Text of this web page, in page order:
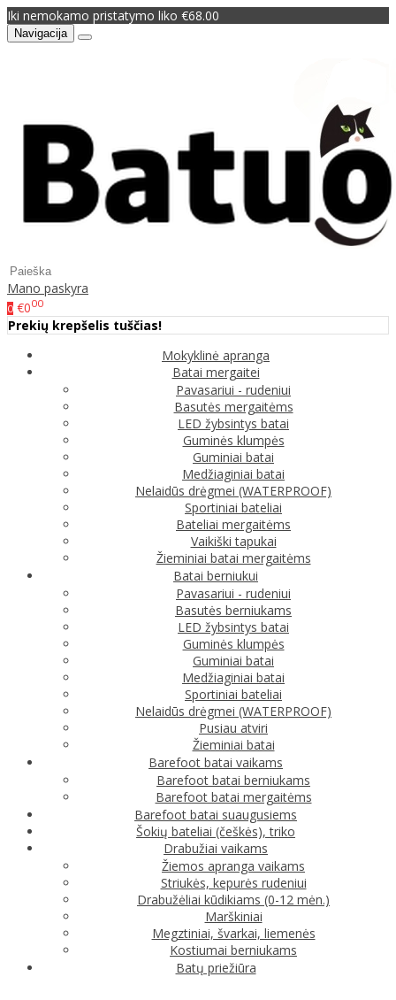
Iki nemokamo pristatymo liko €68.00
Navigacija
Mano paskyra
0 €000
Prekių krepšelis tuščias!
Mokyklinė apranga
Batai mergaitei
Pavasariui - rudeniui
Basutės mergaitėms
LED žybsintys batai
Guminės klumpės
Guminiai batai
Medžiaginiai batai
Nelaidūs drėgmei (WATERPROOF)
Sportiniai bateliai
Bateliai mergaitėms
Vaikiški tapukai
Žieminiai batai mergaitėms
Batai berniukui
Pavasariui - rudeniui
Basutės berniukams
LED žybsintys batai
Guminės klumpės
Guminiai batai
Medžiaginiai batai
Sportiniai bateliai
Nelaidūs drėgmei (WATERPROOF)
Pusiau atviri
Žieminiai batai
Barefoot batai vaikams
Barefoot batai berniukams
Barefoot batai mergaitėms
Barefoot batai suaugusiems
Šokių bateliai (češkės), triko
Drabužiai vaikams
Žiemos apranga vaikams
Striukės, kepurės rudeniui
Drabužėliai kūdikiams (0-12 mėn.)
Marškiniai
Megztiniai, švarkai, liemenės
Kostiumai berniukams
Batų priežiūra